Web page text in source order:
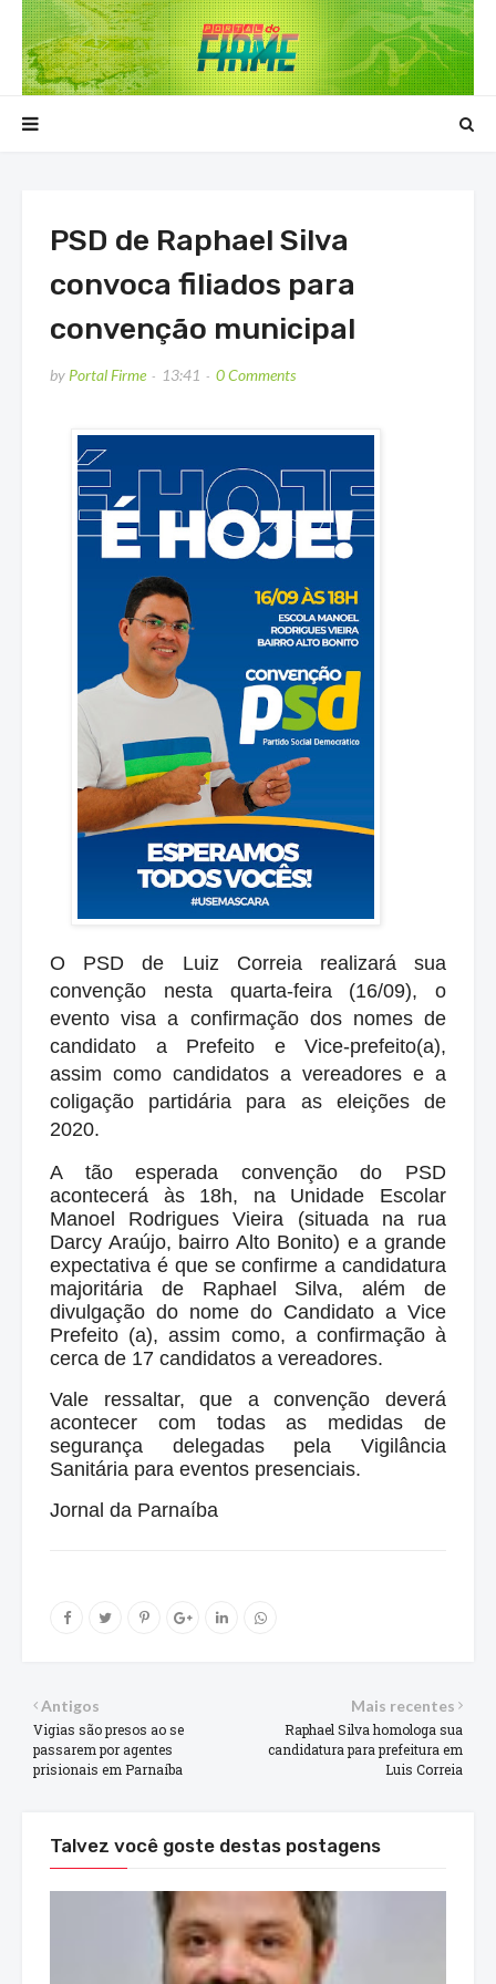
PSD de Raphael Silva
convoca filiados para
convenção municipal
byPortal Firme 13:41 0 Comments
O PSD de Luiz Correia realizará sua
convenção nesta quarta-feira (16/09), o
evento visa a confirmação dos nomes de
candidato a Prefeito e Vice-prefeito(a),
assim como candidatos a vereadores e a
coligação partidária para as eleições de
2020.
A tão esperada convenção do PSD
acontecerá às 18h, na Unidade Escolar
Manoel Rodrigues Vieira (situada na rua
Darcy Araújo, bairro Alto Bonito) e a grande
expectativa é que se confirme a candidatura
majoritária de Raphael Silva, além de
divulgação do nome do Candidato a Vice
Prefeito (a), assim como, a confirmação à
cerca de 17 candidatos a vereadores.
Vale ressaltar, que a convenção deverá
acontecer com todas as medidas de
segurança delegadas pela Vigilância
Sanitária para eventos presenciais.
Jornal da Parnaíba
Mais recentes
Raphael Silva homologa sua
candidatura para prefeitura em
Luis Correia
Antigos
Vigias são presos ao se
passarem por agentes
prisionais em Parnaíba
Talvez você goste destas postagens